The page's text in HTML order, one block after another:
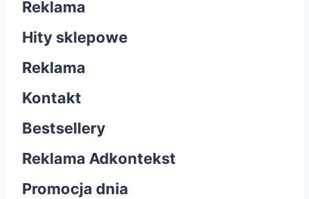
Reklama
Hity sklepowe
Reklama
Kontakt
Bestsellery
Reklama Adkontekst
Promocja dnia